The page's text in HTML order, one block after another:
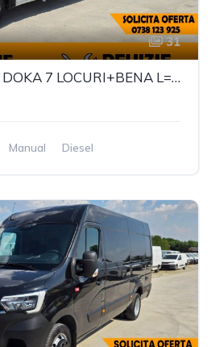
31
CITROEN JUMPER DOKA 7 LOCURI+BENA L=3.30M
Manual Diesel